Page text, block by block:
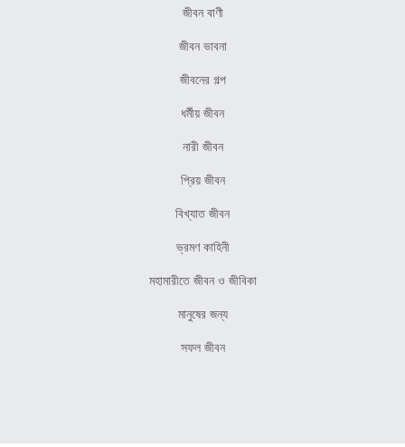
জীবন বাণী
জীবন ভাবনা
জীবনের গল্প
ধর্মীয় জীবন
নারী জীবন
প্রিয় জীবন
বিখ্যাত জীবন
ভ্রমণ কাহিনী
মহামারীতে জীবন ও জীবিকা
মানুষের জন্য
সফল জীবন